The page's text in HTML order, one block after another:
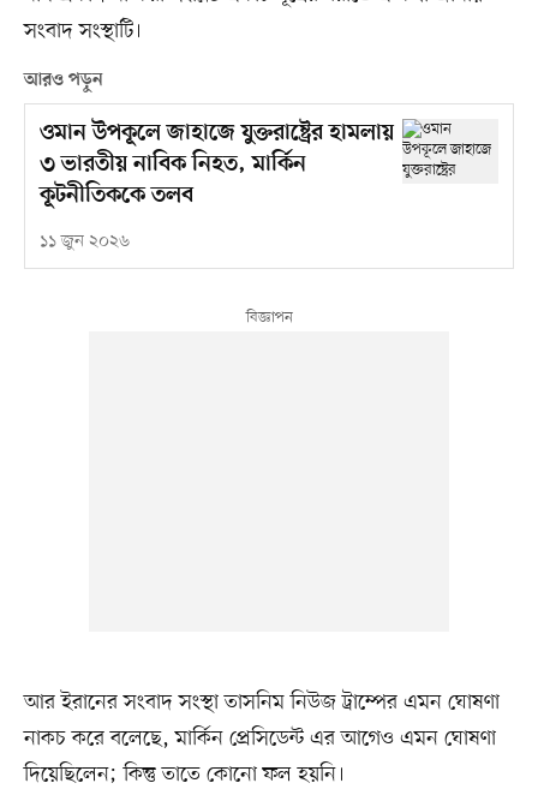
সংবাদ সংস্থাটি।
আরও পড়ুন
ওমান উপকূলে জাহাজে যুক্তরাষ্ট্রের হামলায়
৩ ভারতীয় নাবিক নিহত, মার্কিন
কূটনীতিককে তলব
১১ জুন ২০২৬
আর ইরানের সংবাদ সংস্থা তাসনিম নিউজ ট্রাম্পের এমন ঘোষণা
নাকচ করে বলেছে, মার্কিন প্রেসিডেন্ট এর আগেও এমন ঘোষণা
দিয়েছিলেন; কিন্তু তাতে কোনো ফল হয়নি।